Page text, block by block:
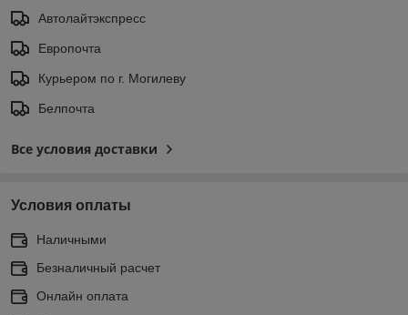
Автолайтэкспресс
Европочта
Курьером по г. Могилеву
Белпочта
Все условия доставки
Условия оплаты
Наличными
Безналичный расчет
Онлайн оплата